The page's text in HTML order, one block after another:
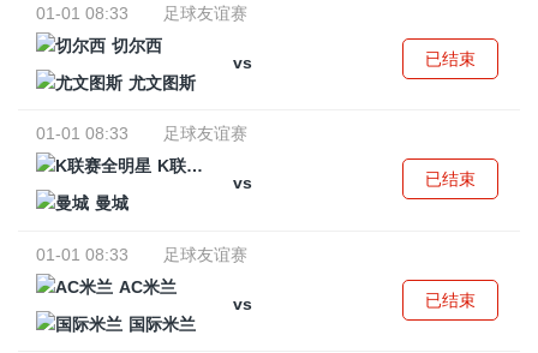
01-01 08:33
足球友谊赛
切尔西
vs
尤文图斯
已结束
01-01 08:33
足球友谊赛
K联赛全明星
vs
曼城
已结束
01-01 08:33
足球友谊赛
AC米兰
vs
国际米兰
已结束